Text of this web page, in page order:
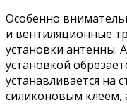
Особенно
и вентиляционные
установки антенны.
установкой
устанавливается на
силиконовым клеем,